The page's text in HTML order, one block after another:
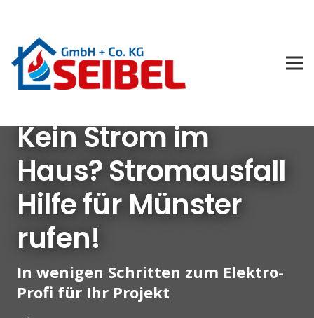
Kein Strom im
Haus? Stromausfall
Hilfe für Münster
rufen!
In wenigen Schritten zum Elektro-
Profi für Ihr Projekt